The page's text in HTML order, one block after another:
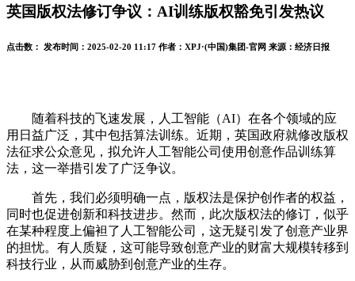
英国版权法修订争议：AI训练版权豁免引发热议
点击数： 发布时间： 2025-02-20 11:17 作者： XPJ·(中国)集团-官网 来源： 经济日报
随着科技的飞速发展，人工智能（AI）在各个领域的应
用日益广泛，其中包括算法训练。近期，英国政府就修改版权
法征求公众意见，拟允许人工智能公司使用创意作品训练算
法，这一举措引发了广泛争议。
首先，我们必须明确一点，版权法是保护创作者的权益，
同时也促进创新和科技进步。然而，此次版权法的修订，似乎
在某种程度上偏袒了人工智能公司，这无疑引发了创意产业界
的担忧。有人质疑，这可能导致创意产业的财富大规模转移到
科技行业，从而威胁到创意产业的生存。